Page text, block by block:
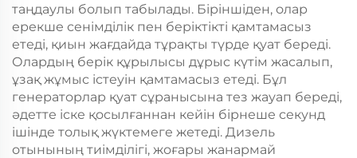
таңдаулы болып табылады. Біріншіден, олар
ерекше сенімділік пен беріктікті қамтамасыз
етеді, қиын жағдайда тұрақты түрде қуат береді.
Олардың берік құрылысы дұрыс күтім жасалып,
ұзақ жұмыс істеуін қамтамасыз етеді. Бұл
генераторлар қуат сұранысына тез жауап береді,
әдетте іске қосылғаннан кейін бірнеше секунд
ішінде толық жүктемеге жетеді. Дизель
отынының тиімділігі, жоғары жанармай